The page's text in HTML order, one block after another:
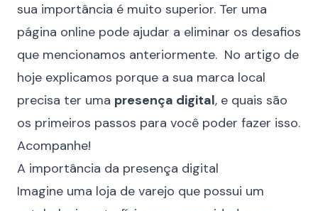
sua importância é muito superior. Ter uma
página online pode ajudar a eliminar os desafios
que mencionamos anteriormente. No artigo de
hoje explicamos porque a sua marca local
precisa ter uma presença digital, e quais são
os primeiros passos para você poder fazer isso.
Acompanhe!
A importância da presença digital
Imagine uma loja de varejo que possui um